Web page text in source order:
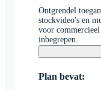
Ontgrendel
stockvideo's en
voor
inbegrepen.
Plan bevat: